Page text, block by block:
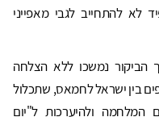
לא להתחייב לגבי מאפייני
הביקור נמשכו ללא הצלחה
בין ישראל לחמאס, שתכלול
המלחמה ולהיערכות ל"יום